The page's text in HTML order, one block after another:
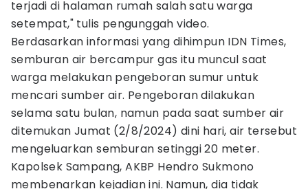
terjadi di halaman rumah salah satu warga
setempat," tulis pengunggah video.
Berdasarkan informasi yang dihimpun IDN Times,
semburan air bercampur gas itu muncul saat
warga melakukan pengeboran sumur untuk
mencari sumber air. Pengeboran dilakukan
selama satu bulan, namun pada saat sumber air
ditemukan Jumat (2/8/2024) dini hari, air tersebut
mengeluarkan semburan setinggi 20 meter.
Kapolsek Sampang, AKBP Hendro Sukmono
membenarkan kejadian ini. Namun, dia tidak